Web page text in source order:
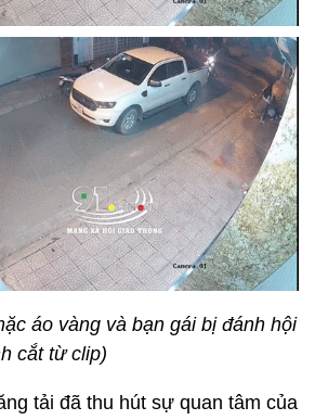
áo vàng và bạn gái bị đánh hội
cắt từ clip)
tải đã thu hút sự quan tâm của